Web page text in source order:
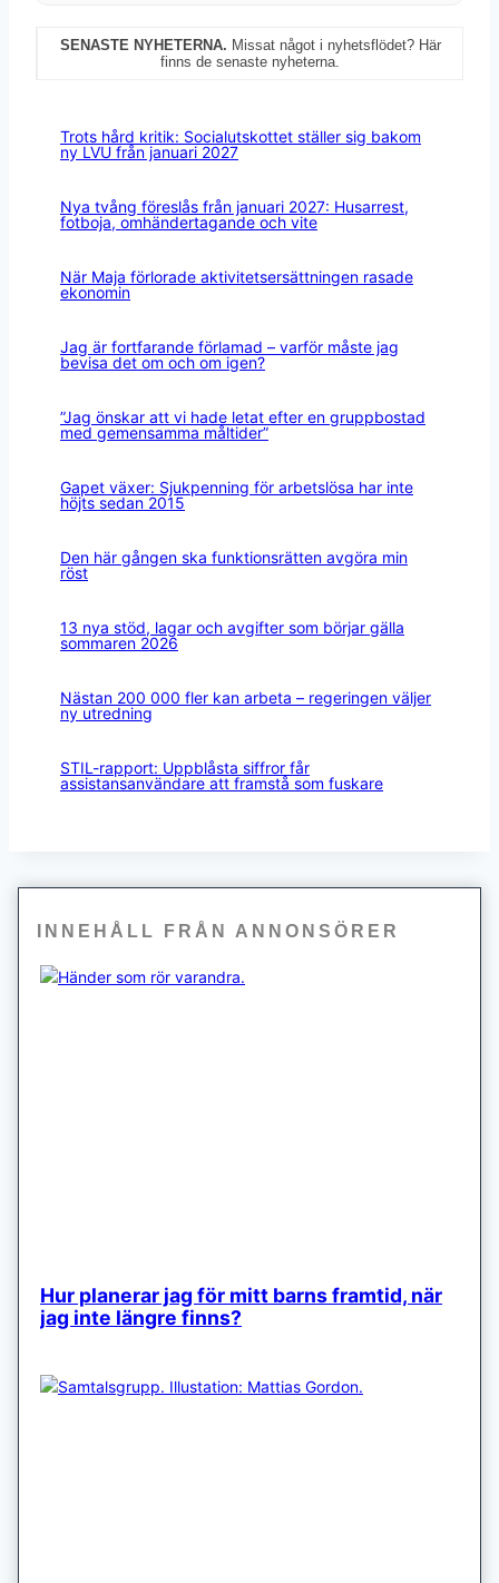
SENASTE NYHETERNA. Missat något i nyhetsflödet? Här
finns de senaste nyheterna.
Trots hård kritik: Socialutskottet ställer sig bakom
ny LVU från januari 2027
Nya tvång föreslås från januari 2027: Husarrest,
fotboja, omhändertagande och vite
När Maja förlorade aktivitetsersättningen rasade
ekonomin
Jag är fortfarande förlamad – varför måste jag
bevisa det om och om igen?
”Jag önskar att vi hade letat efter en gruppbostad
med gemensamma måltider”
Gapet växer: Sjukpenning för arbetslösa har inte
höjts sedan 2015
Den här gången ska funktionsrätten avgöra min
röst
13 nya stöd, lagar och avgifter som börjar gälla
sommaren 2026
Nästan 200 000 fler kan arbeta – regeringen väljer
ny utredning
STIL-rapport: Uppblåsta siffror får
assistansanvändare att framstå som fuskare
INNEHÅLL FRÅN ANNONSÖRER
Hur planerar jag för mitt barns framtid, när
jag inte längre finns?